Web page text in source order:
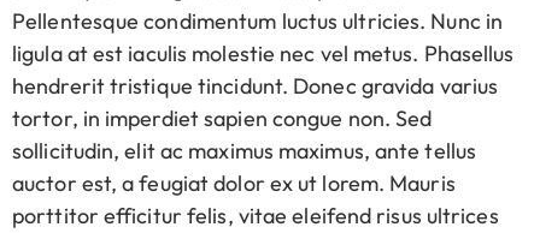
Pellentesque condimentum luctus ultricies. Nunc in
ligula at est iaculis molestie nec vel metus. Phasellus
hendrerit tristique tincidunt. Donec gravida varius
tortor, in imperdiet sapien congue non. Sed
sollicitudin, elit ac maximus maximus, ante tellus
auctor est, a feugiat dolor ex ut lorem. Mauris
porttitor efficitur felis, vitae eleifend risus ultrices